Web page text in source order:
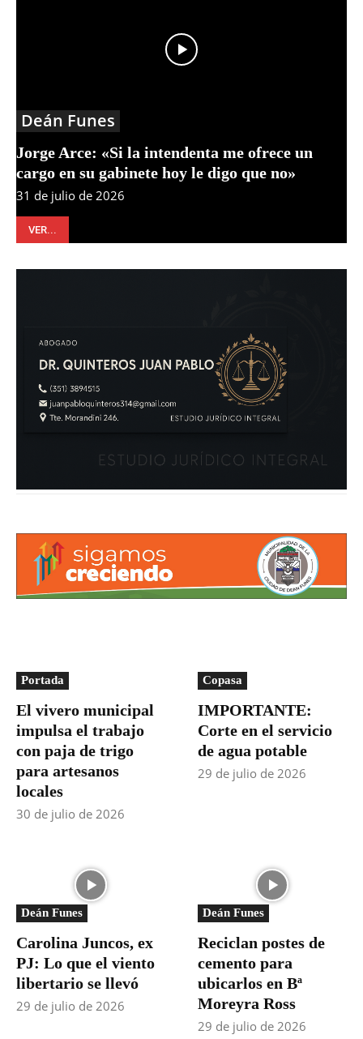
Deán Funes
Jorge Arce: «Si la intendenta me ofrece un
cargo en su gabinete hoy le digo que no»
31 de julio de 2026
VER...
Portada
El vivero municipal
impulsa el trabajo
con paja de trigo
para artesanos
locales
30 de julio de 2026
Copasa
IMPORTANTE:
Corte en el servicio
de agua potable
29 de julio de 2026
Deán Funes
Carolina Juncos, ex
PJ: Lo que el viento
libertario se llevó
29 de julio de 2026
Deán Funes
Reciclan postes de
cemento para
ubicarlos en Bª
Moreyra Ross
29 de julio de 2026